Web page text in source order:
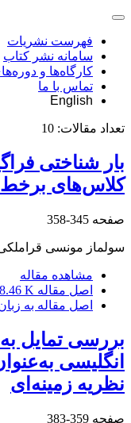
فهرست نشریات
سامانه نشر کتاب
کارگاه‌ها و
تماس با ما
English
تعداد مقالات: 10
بار شناختی
کلاس‌های
صفحه 345-358
سولماز مونسی
مشاهده مقاله
اصل مقاله K
اصل مقاله به
بررسی تمایل
انگلیسی
نظریه زمینه‌ای
صفحه 359-383